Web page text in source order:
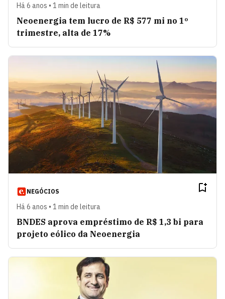
Há 6 anos • 1 min de leitura
Neoenergia tem lucro de R$ 577 mi no 1º
trimestre, alta de 17%
NEGÓCIOS
Há 6 anos • 1 min de leitura
BNDES aprova empréstimo de R$ 1,3 bi para
projeto eólico da Neoenergia